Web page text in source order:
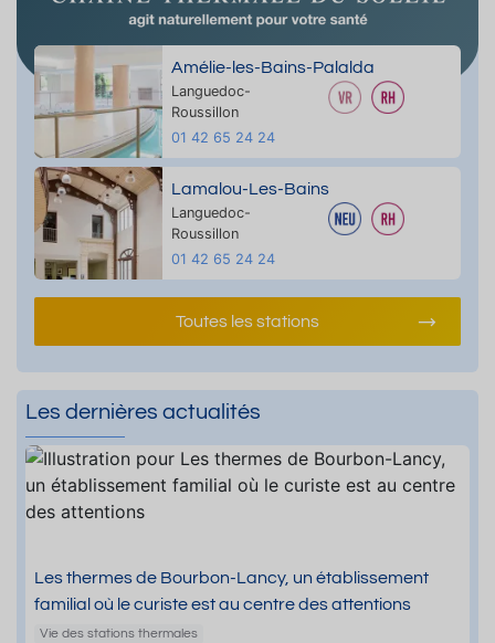
Amélie-les-Bains-Palalda
Languedoc-
Roussillon
01 42 65 24 24
Lamalou-Les-Bains
Languedoc-
Roussillon
01 42 65 24 24
Toutes les stations
Les dernières actualités
Les thermes de Bourbon-Lancy, un établissement
familial où le curiste est au centre des attentions
Vie des stations thermales